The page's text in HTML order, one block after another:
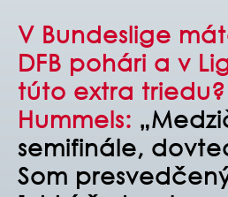
V Bundeslige
DFB pohári a v
túto extra triedu?
Hummels:
semifinále,
Som